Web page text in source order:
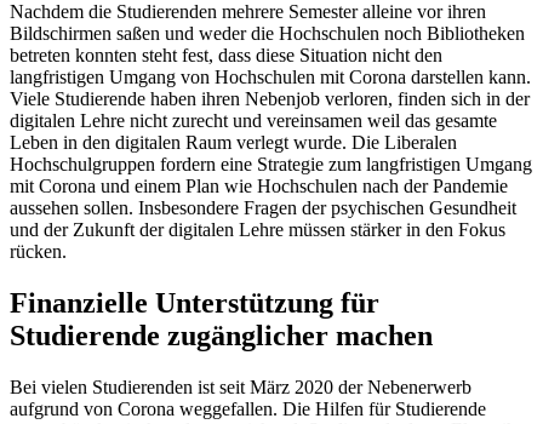
Nachdem die Studierenden mehrere Semester alleine vor ihren
Bildschirmen saßen und weder die Hochschulen noch Bibliotheken
betreten konnten steht fest, dass diese Situation nicht den
langfristigen Umgang von Hochschulen mit Corona darstellen kann.
Viele Studierende haben ihren Nebenjob verloren, finden sich in der
digitalen Lehre nicht zurecht und vereinsamen weil das gesamte
Leben in den digitalen Raum verlegt wurde. Die Liberalen
Hochschulgruppen fordern eine Strategie zum langfristigen Umgang
mit Corona und einem Plan wie Hochschulen nach der Pandemie
aussehen sollen. Insbesondere Fragen der psychischen Gesundheit
und der Zukunft der digitalen Lehre müssen stärker in den Fokus
rücken.
Finanzielle Unterstützung für
Studierende zugänglicher machen
Bei vielen Studierenden ist seit März 2020 der Nebenerwerb
aufgrund von Corona weggefallen. Die Hilfen für Studierende